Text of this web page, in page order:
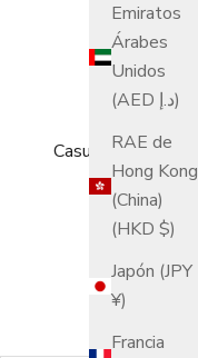
Emiratos
Árabes
Unidos
(AED د.إ)
RAE de
Hong Kong
(China)
(HKD $)
Japón (JPY
¥)
Francia
Casual